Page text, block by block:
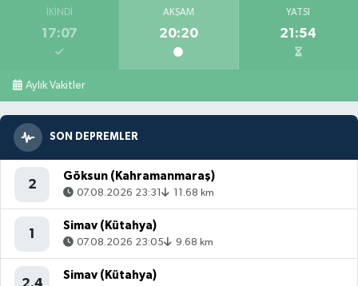
İKINDI
17:07
AKŞAM
20:20
YATSI
21:54
Aylık Vakitler
SON DEPREMLER
2
Göksun (Kahramanmaraş)
07.08.2026 23:31 11.68 km
1
Simav (Kütahya)
07.08.2026 23:05 9.68 km
2.4
Simav (Kütahya)